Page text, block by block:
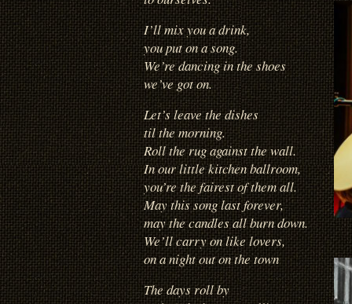
I’ll mix you a drink,
you put on a song.
We’re dancing in the shoes
we’ve got on.
Let’s leave the dishes
til the morning.
Roll the rug against the wall.
In our little kitchen ballroom,
you’re the fairest of them all.
May this song last forever,
may the candles all burn down.
We’ll carry on like lovers,
on a night out on the town
The days roll by